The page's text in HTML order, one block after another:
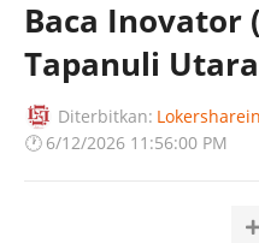
Baca Inovator
Tapanuli Utara
Diterbitkan:
🕐 6/12/2026 11:56:00 PM